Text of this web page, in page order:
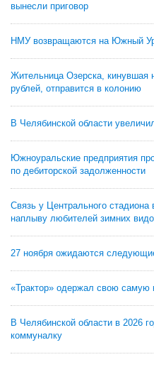
вынесли приговор
НМУ возвращаются на Южный
Жительница Озерска, кинувшая
рублей, отправится в колонию
В Челябинской области
Южноуральские предприятия
по дебиторской задолженности
Связь у Центрального
наплыву любителей зимних
27 ноября ожидаются
«Трактор» одержал свою самую
В Челябинской области в 2026
коммуналку